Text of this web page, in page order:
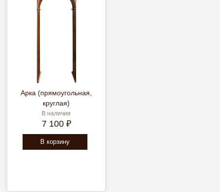
Арка (прямоугольная,
круглая)
В наличии
7 100 ₽
В корзину